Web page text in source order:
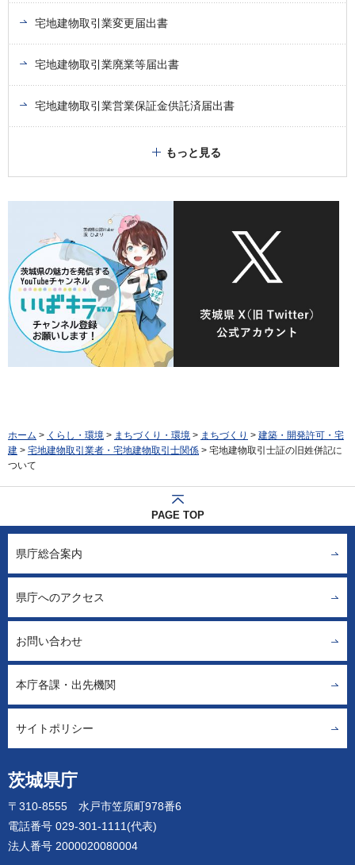
宅地建物取引業変更届出書
宅地建物取引業廃業等届出書
宅地建物取引業営業保証金供託済届出書
もっと見る
ホーム > くらし・環境 > まちづくり・環境 > まちづくり > 建築・開発許可・宅
建 > 宅地建物取引業者・宅地建物取引士関係 > 宅地建物取引士証の旧姓併記に
ついて
PAGE TOP
茨城県庁
〒310-8555 水戸市笠原町978番6
電話番号 029-301-1111(代表)
法人番号 2000020080004
県庁総合案内
県庁へのアクセス
お問い合わせ
本庁各課・出先機関
サイトポリシー